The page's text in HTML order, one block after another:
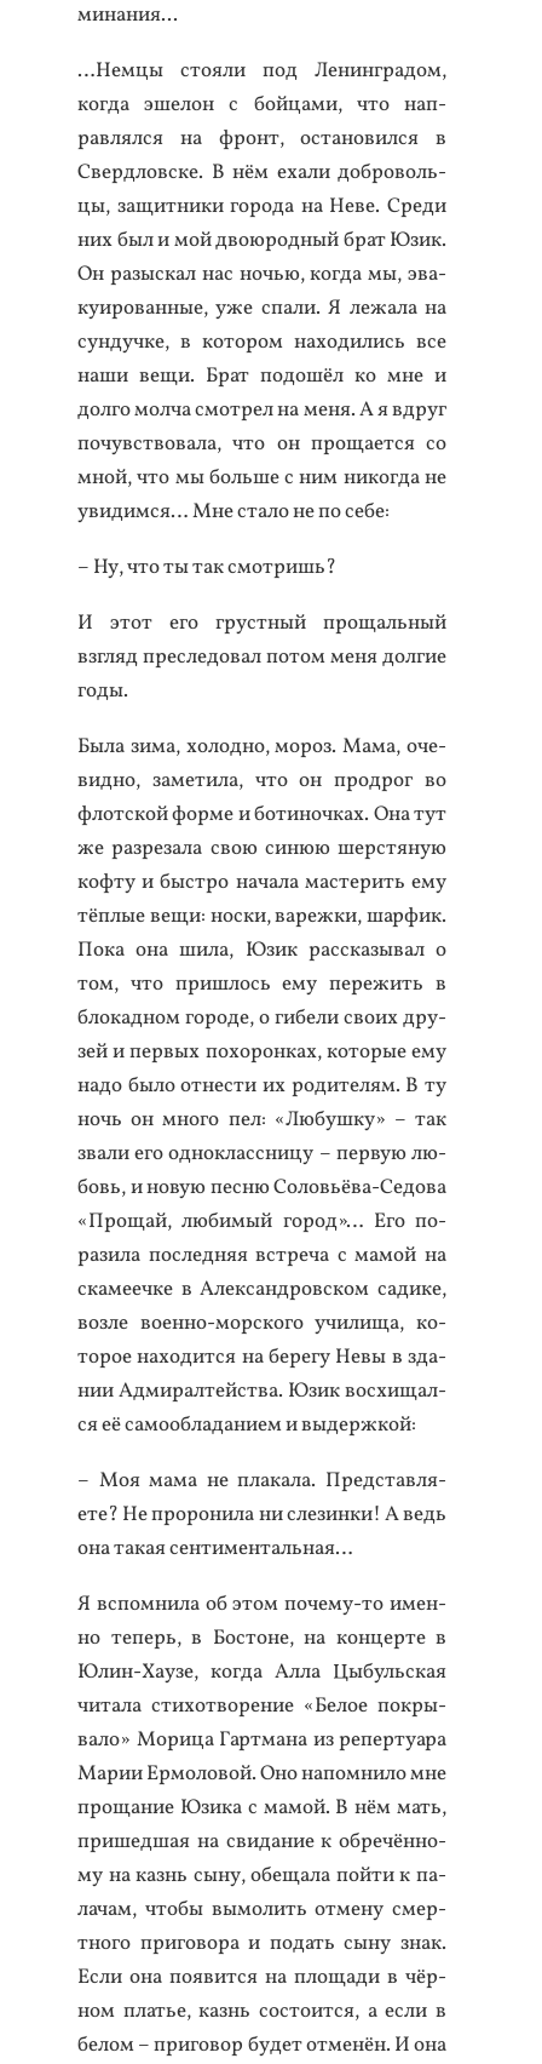
мина­ния...
…Нем­цы сто­яли под Ле­нин­гра­дом,
ког­да эше­лон с бой­ца­ми, что нап­
равлял­ся на фронт, ос­та­новил­ся в
Свер­дловске. В нём еха­ли доб­ро­воль­
цы, за­щит­ни­ки го­рода на Не­ве. Сре­ди
них был и мой дво­юрод­ный брат Юзик.
Он ра­зыс­кал нас ночью, ког­да мы, эва­
ку­иро­ван­ные, уже спа­ли. Я ле­жала на
сун­дучке, в ко­тором на­ходи­лись все
на­ши ве­щи. Брат по­дошёл ко мне и
дол­го мол­ча смот­рел на ме­ня. А я вдруг
по­чувс­тво­вала, что он про­ща­ет­ся со
мной, что мы боль­ше с ним ни­ког­да не
уви­дим­ся… Мне ста­ло не по се­бе:
– Ну, что ты так смот­ришь?
И этот его грус­тный про­щаль­ный
взгляд прес­ле­довал по­том ме­ня дол­гие
го­ды.
Бы­ла зи­ма, хо­лод­но, мо­роз. Ма­ма, оче­
вид­но, за­мети­ла, что он прод­рог во
флот­ской фор­ме и бо­тиноч­ках. Она тут
же раз­ре­зала свою си­нюю шер­стя­ную
коф­ту и быс­тро на­чала мас­те­рить ему
тёп­лые ве­щи: нос­ки, ва­реж­ки, шар­фик.
По­ка она ши­ла, Юзик рас­ска­зывал о
том, что приш­лось ему пе­режить в
бло­кад­ном го­роде, о ги­бели сво­их дру­
зей и пер­вых по­хорон­ках, ко­торые ему
на­до бы­ло от­нести их ро­дите­лям. В ту
ночь он мно­го пел: «Лю­буш­ку» – так
зва­ли его од­ноклас­сни­цу – пер­вую лю­
бовь, и но­вую пес­ню Со­ловь­ёва-Се­дова
«Про­щай, лю­бимый го­род»… Его по­
рази­ла пос­ледняя встре­ча с ма­мой на
ска­ме­еч­ке в Алек­сан­дровском са­дике,
воз­ле во­ен­но-мор­ско­го учи­лища, ко­
торое на­ходит­ся на бе­регу Не­вы в зда­
нии Ад­ми­рал­тей­ства. Юзик вос­хи­щал­
ся её са­мо­об­ла­дани­ем и вы­дер­жкой:
– Моя ма­ма не пла­кала. Пред­став­ля­
ете? Не про­рони­ла ни сле­зин­ки! А ведь
она та­кая сен­ти­мен­таль­ная…
Я вспом­ни­ла об этом по­чему-то имен­
но те­перь, в Бос­то­не, на кон­церте в
Юлин-Ха­узе, ког­да Ал­ла Цы­буль­ская
чи­тала сти­хот­во­рение «Бе­лое пок­ры­
вало» Мо­рица Гар­тма­на из ре­пер­ту­ара
Ма­рии Ер­мо­ловой. Оно на­пом­ни­ло мне
про­щание Юзи­ка с ма­мой. В нём мать,
при­шед­шая на сви­дание к об­ре­чён­но­
му на казнь сы­ну, обе­щала пой­ти к па­
лачам, что­бы вы­молить от­ме­ну смер­
тно­го при­гово­ра и по­дать сы­ну знак.
Ес­ли она по­явит­ся на пло­щади в чёр­
ном платье, казнь сос­то­ит­ся, а ес­ли в
бе­лом – при­говор бу­дет от­ме­нён. И она